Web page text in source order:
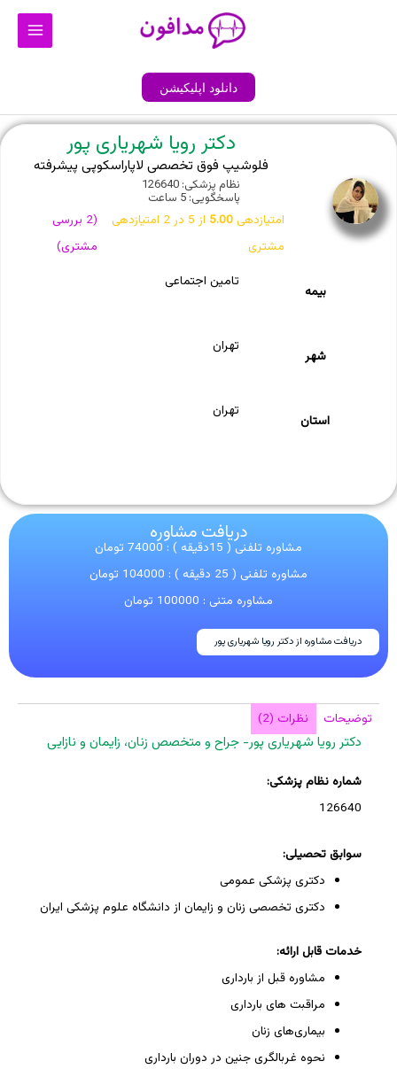
Main
دانلود اپلیکیشن
دکتر رویا شهریاری پور
فلوشیپ فوق تخصصی لاپاراسکوپی پیشرفته
نظام پزشکی: 126640
پاسخگویی: 5 ساعت
امتیازدهی5.00 از 5 در 2 امتیازدهی
مشتری
(
2 بررسی
مشتری)
بیمه
تامین اجتماعی
شهر
تهران
استان
تهران
دریافت مشاوره
مشاوره تلفنی ( 15دقیقه ) : 74000 تومان
مشاوره تلفنی ( 25 دقیقه ) : 104000 تومان
مشاوره متنی : 100000 تومان
دریافت مشاوره از دکتر رویا شهریاری پور
توضیحات نظرات (2)
دکتر رویا شهریاری پور- جراح و متخصص زنان، زایمان و نازایی
شماره نظام پزشکی:
126640
سوابق تحصیلی:
دکتری پزشکی عمومی
دکتری تخصصی زنان و زایمان از دانشگاه علوم پزشکی ایران
خدمات قابل ارائه:
مشاوره قبل از بارداری
مراقبت های بارداری
بیماری‌های زنان
نحوه غربالگری جنین در دوران بارداری